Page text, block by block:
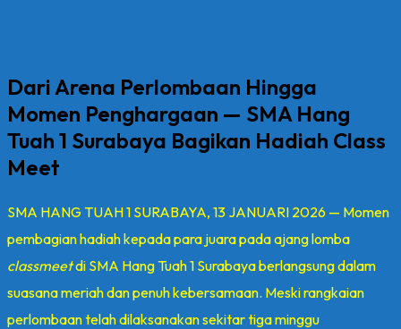
Dari Arena Perlombaan Hingga
Momen Penghargaan — SMA Hang
Tuah 1 Surabaya Bagikan Hadiah Class
Meet
SMA HANG TUAH 1 SURABAYA, 13 JANUARI 2026 — Momen
pembagian hadiah kepada para juara pada ajang lomba
classmeetdi SMA Hang Tuah 1 Surabaya berlangsung dalam
suasana meriah dan penuh kebersamaan. Meski rangkaian
perlombaan telah dilaksanakan sekitar tiga minggu